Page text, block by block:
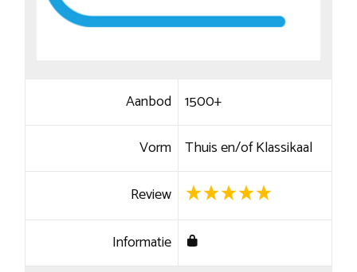
Aanbod 1500+
Vorm Thuis en/of Klassikaal
Review
Informatie